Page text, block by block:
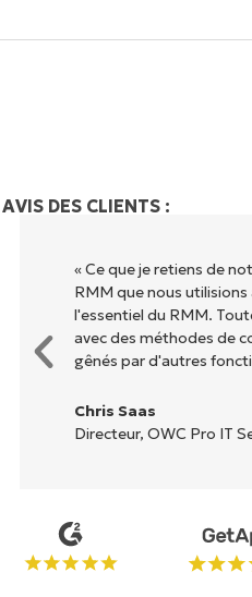
AVIS DES CLIENTS :
« Ce que je retiens de
RMM que nous
l'essentiel du RMM.
avec des méthodes de
gênés par d'autres
Chris Saas
Directeur, OWC Pro IT